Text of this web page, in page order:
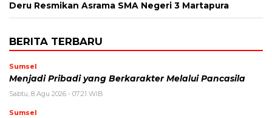
Deru Resmikan Asrama SMA Negeri 3 Martapura
BERITA TERBARU
Sumsel
Menjadi Pribadi yang Berkarakter Melalui Pancasila
Sabtu, 8 Agu 2026 - 07:21 WIB
Sumsel